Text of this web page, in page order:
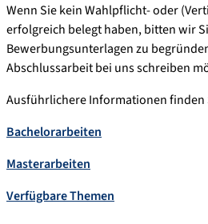
Wenn Sie kein Wahlpflicht- oder
erfolgreich belegt haben, bitten wir
Bewerbungsunterlagen zu
Abschlussarbeit bei uns schreiben
Ausführlichere Informationen finden
Bachelorarbeiten
Masterarbeiten
Verfügbare Themen